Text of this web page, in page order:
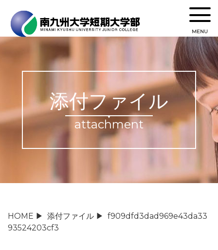
MENU
添付ファイル
attachment
HOME ▶ 添付ファイル ▶ f909dfd3dad969e43da33
93524203cf3